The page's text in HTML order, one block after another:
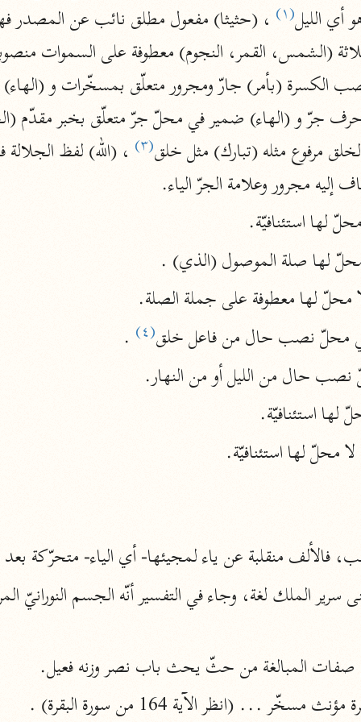
نحو ١١ مجلدًا
التسهيل لعلوم التنزيل
ابن جُزَيّ (٧٤١ هـ)
نحو ٣ مجلدات
موسوعات
روح المعاني
نحو ٢٨ مجلدًا
مفاتيح الغيب
فخر الدين الرازي (٦٠٦ هـ)
نحو ٢٤ مجلدًا
أخرى
محمد الأمين الشنقيطي (١٣٩٤ هـ)
نحو ٢٠ مجلدًا
التحرير والتنوير
ابن عاشور (١٣٩٣ هـ)
نحو ٢٤ مجلدًا
أي الليل(١) ، (حثيثا) مفعول مطلق نائب عن المصدر
مرفوع مثله (تبارك) مثل خلق(٣)
إليه مجرور وعلامة الجرّ الياء.
لها استئنافيّة.
لها صلة الموصول (الذي) .
محلّ لها معطوفة على جملة الصلة.
محلّ نصب حال من فاعل خلق(٤)
.
حال من الليل أو من النهار.
لها استئنافيّة.
فالألف منقلبة عن ياء لمجيئها- أي الياء- متحرّكة
المبالغة من حثّ يحث باب نصر وزنه فعيل.
(انظر الآية 164 من سورة البقرة) .